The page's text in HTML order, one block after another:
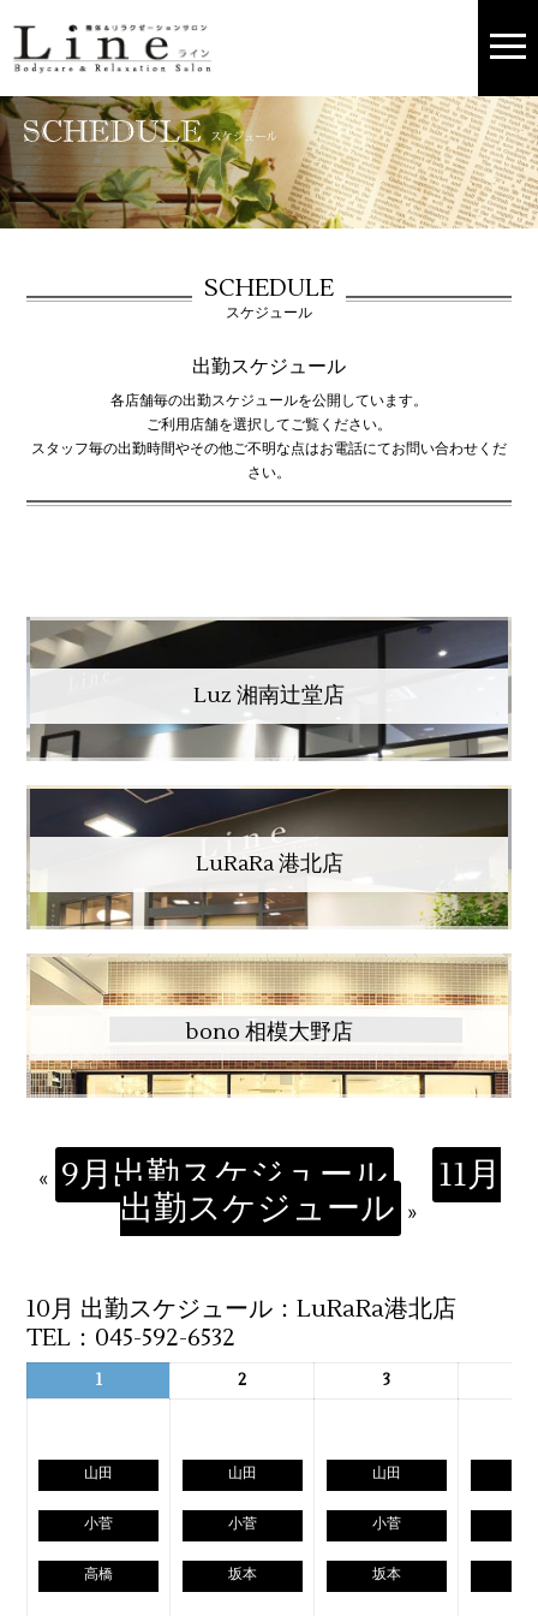
SCHEDULE
スケジュール
出勤スケジュール
各店舗毎の出勤スケジュールを公開しています。
ご利用店舗を選択してご覧ください。
スタッフ毎の出勤時間やその他ご不明な点はお電話にてお問い合わせくだ
さい。
Luz 湘南辻堂店
LuRaRa 港北店
bono 相模大野店
« 9月出勤スケジュール 11月
出勤スケジュール »
10月 出勤スケジュール：LuRaRa港北店
TEL：045-592-6532
1 2 3
山田
小菅
高橋
山田
小菅
坂本
山田
小菅
坂本